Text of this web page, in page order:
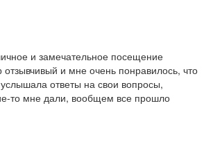
и замечательное посещение
отзывчивый и мне очень понравилось, что
ответы на свои вопросы,
то мне дали, вообщем все прошло